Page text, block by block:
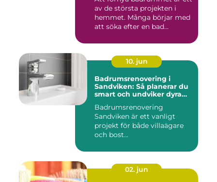
av de största projekten i
hemmet. Många börjar med
att söka efter en bad...
10. jun
Badrumsrenovering i
Sandviken: Så planerar du
smart och undviker dyra
Badrumsrenovering
Sandviken är ett vanligt
projekt för både villaägare
och bost...
02. jun